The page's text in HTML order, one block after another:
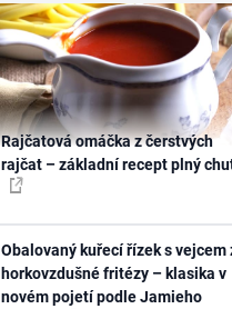
Rajčatová omáčka z čerstvých
rajčat – základní recept plný
Obalovaný kuřecí řízek s vejcem
horkovzdušné fritézy – klasika v
novém pojetí podle Jamieho